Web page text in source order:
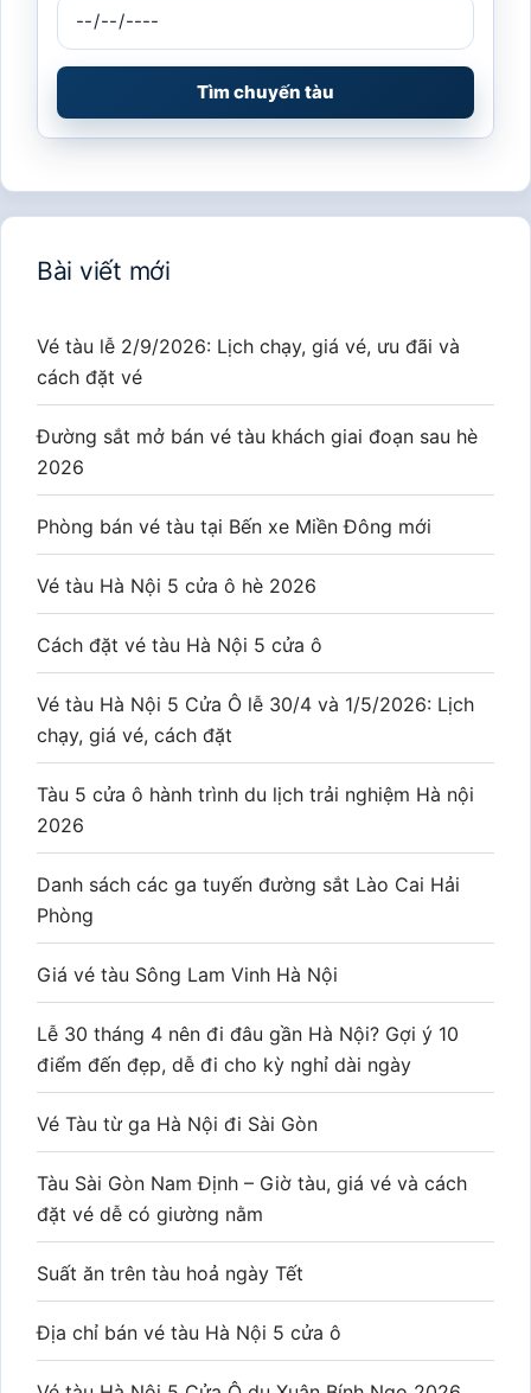
Tìm chuyến tàu
Bài viết mới
Vé tàu lễ 2/9/2026: Lịch chạy, giá vé, ưu đãi và
cách đặt vé
Đường sắt mở bán vé tàu khách giai đoạn sau hè
2026
Phòng bán vé tàu tại Bến xe Miền Đông mới
Vé tàu Hà Nội 5 cửa ô hè 2026
Cách đặt vé tàu Hà Nội 5 cửa ô
Vé tàu Hà Nội 5 Cửa Ô lễ 30/4 và 1/5/2026: Lịch
chạy, giá vé, cách đặt
Tàu 5 cửa ô hành trình du lịch trải nghiệm Hà nội
2026
Danh sách các ga tuyến đường sắt Lào Cai Hải
Phòng
Giá vé tàu Sông Lam Vinh Hà Nội
Lễ 30 tháng 4 nên đi đâu gần Hà Nội? Gợi ý 10
điểm đến đẹp, dễ đi cho kỳ nghỉ dài ngày
Vé Tàu từ ga Hà Nội đi Sài Gòn
Tàu Sài Gòn Nam Định – Giờ tàu, giá vé và cách
đặt vé dễ có giường nằm
Suất ăn trên tàu hoả ngày Tết
Địa chỉ bán vé tàu Hà Nội 5 cửa ô